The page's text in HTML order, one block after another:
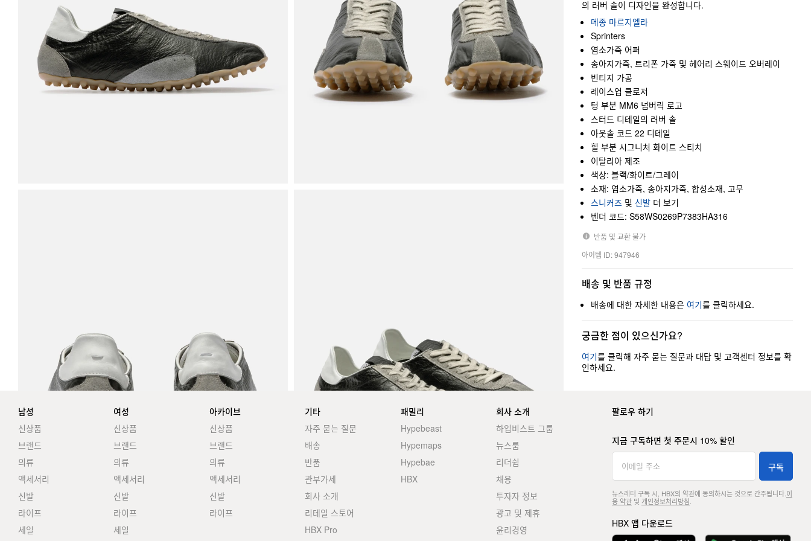
의 러버 솔이 디자인을 완성합니다.
메종 마르지엘라
Sprinters
염소가죽 어퍼
송아지가죽, 트리폰 가죽 및 헤어리 스웨이드 오버레이
빈티지 가공
레이스업 클로저
텅 부분 MM6 넘버릭 로고
스터드 디테일의 러버 솔
아웃솔 코드 22 디테일
힐 부분 시그니처 화이트 스티치
이탈리아 제조
색상: 블랙/화이트/그레이
소재: 염소가죽, 송아지가죽, 합성소재, 고무
스니커즈 및 신발 더 보기
벤더 코드: S58WS0269P7383HA316
반품 및 교환 불가
아이템 ID: 947946
배송 및 반품 규정
배송에 대한 자세한 내용은 여기를 클릭하세요.
궁금한 점이 있으신가요?
여기를 클릭해 자주 묻는 질문과 대답 및 고객센터 정보를 확
인하세요.
남성
신상품
브랜드
의류
액세서리
신발
라이프
세일
여성
신상품
브랜드
의류
액세서리
신발
라이프
세일
아카이브
신상품
브랜드
의류
액세서리
신발
라이프
기타
자주 묻는 질문
배송
반품
관부가세
회사 소개
리테일 스토어
HBX Pro
패밀리
Hypebeast
Hypemaps
Hypebae
HBX
회사 소개
하입비스트 그룹
뉴스룸
리더쉽
채용
투자자 정보
광고 및 제휴
윤리경영
팔로우 하기
지금 구독하면 첫 주문시 10% 할인
구독
뉴스레터 구독 시, HBX의 약관에 동의하시는 것으로 간주됩니다. 이
용 약관및 개인정보처리방침
HBX 앱 다운로드